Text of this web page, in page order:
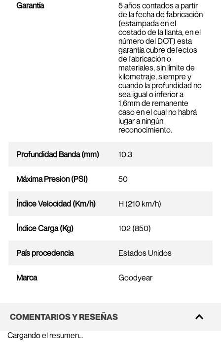
Garantía
5 años contados a partir
de la fecha de fabricación
(estampada en el
costado de la llanta, en el
número del DOT) esta
garantía cubre defectos
de fabricación o
materiales, sin límite de
kilometraje, siempre y
cuando la profundidad no
sea igual o inferior a
1,6mm de remanente
caso en el cual no habrá
lugar a ningún
reconocimiento.
Profundidad Banda (mm) 10.3
Máxima Presión (PSI) 50
Índice Velocidad (Km/h) H (210 km/h)
Índice Carga (Kg) 102 (850)
País procedencia Estados Unidos
Marca Goodyear
COMENTARIOS Y RESEÑAS
Cargando el resumen…